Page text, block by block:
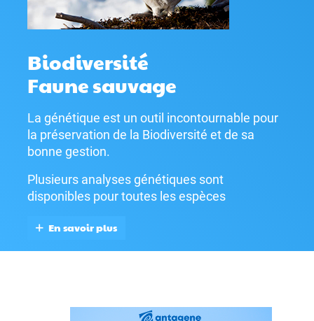
Biodiversité
Faune sauvage
La génétique est un outil incontournable pour
la préservation de la Biodiversité et de sa
bonne gestion.
Plusieurs analyses génétiques sont
disponibles pour toutes les espèces
En savoir plus